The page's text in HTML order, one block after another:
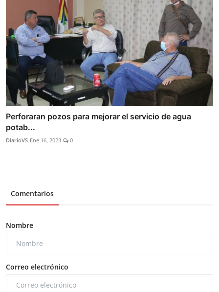
Perforaran pozos para mejorar el servicio de agua
potab...
DiarioVS Ene 16, 2023 0
Comentarios
Nombre
Correo electrónico